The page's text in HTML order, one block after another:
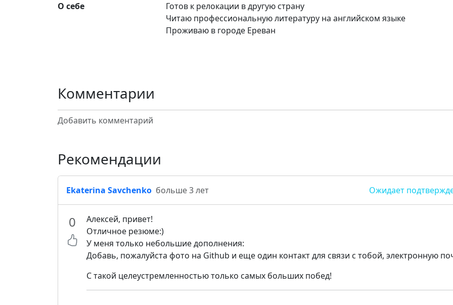
О себе
Готов к релокации в другую страну
Читаю профессиональную литературу на английском языке
Проживаю в городе Ереван
Комментарии
Добавить комментарий
Рекомендации
Ekaterina Savchenko больше 3 лет Ожидает
0
Алексей, привет!
Отличное резюме:)
У меня только небольшие дополнения:
Добавь, пожалуйста фото на Github и еще один контакт для связи с тобой, электронную
С такой целеустремленностью только самых больших побед!